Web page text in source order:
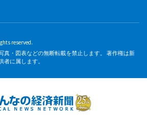
reserved.
真・図表などの無断転載を禁止します。 著作権は新
に属します。